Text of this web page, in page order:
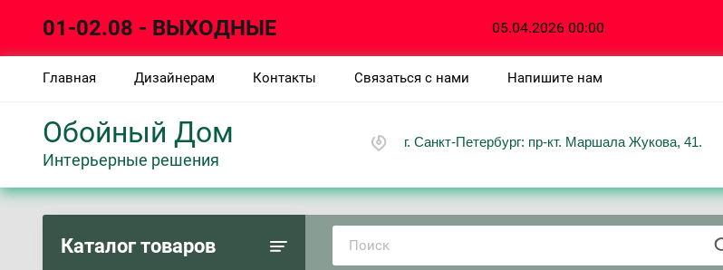
01-02.08 - ВЫХОДНЫЕ 05.04.2026 00:00
Главная Дизайнерам Контакты Связаться с нами Напишите нам
Обойный Дом
Интерьерные решения
г. Санкт-Петербург: пр-кт. Маршала Жукова, 41.
Каталог товаров